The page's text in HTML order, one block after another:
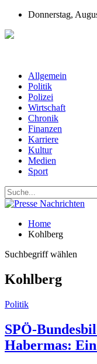
Donnerstag,
Allgemein
Politik
Polizei
Wirtschaft
Chronik
Finanzen
Karriere
Kultur
Medien
Sport
Home
Kohlberg
Suchbegriff wählen
Kohlberg
Politik
SPÖ-
Habermas: